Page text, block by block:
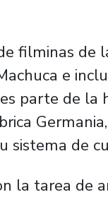
filminas de
e
parte de la
sistema de
la tarea de